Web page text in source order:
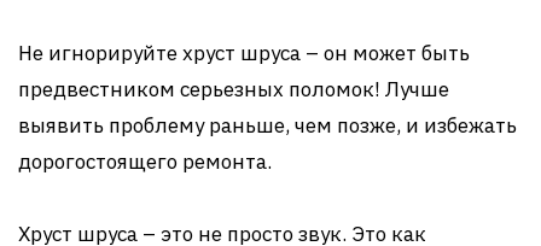
Не игнорируйте хруст шруса – он может быть
предвестником серьезных поломок! Лучше
выявить проблему раньше, чем позже, и избежать
дорогостоящего ремонта.
Хруст шруса – это не просто звук. Это как